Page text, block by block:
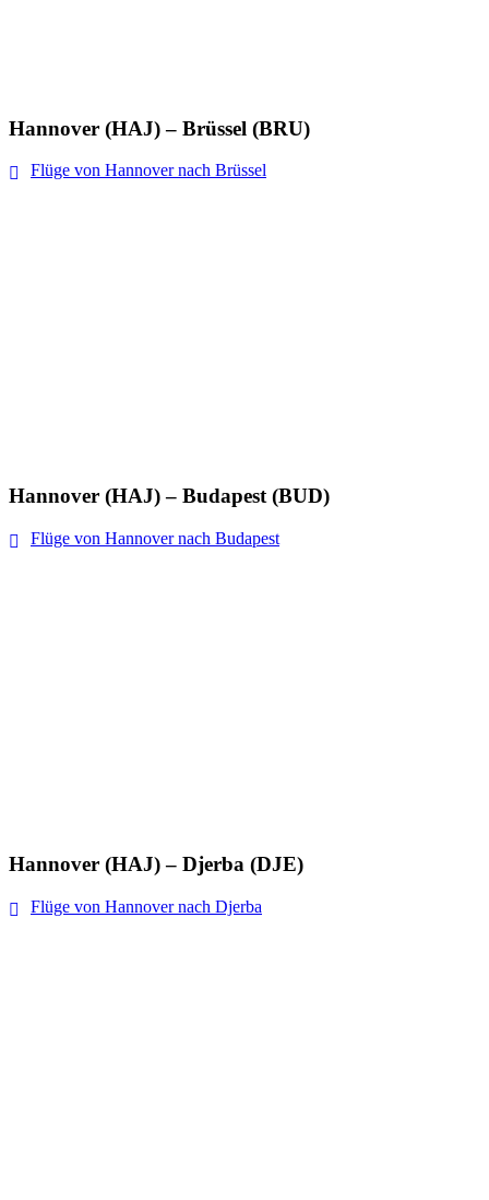
Hannover (HAJ) – Brüssel (BRU)
Flüge von Hannover nach Brüssel
Hannover (HAJ) – Budapest (BUD)
Flüge von Hannover nach Budapest
Hannover (HAJ) – Djerba (DJE)
Flüge von Hannover nach Djerba